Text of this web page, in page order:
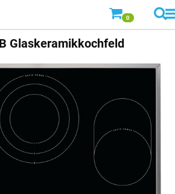
0
Glaskeramikkochfeld